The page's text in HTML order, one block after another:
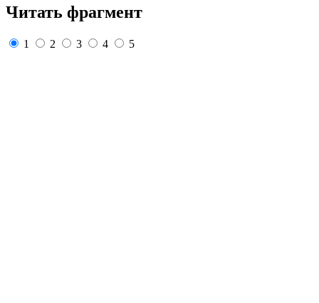
Читать фрагмент
1 2 3 4 5